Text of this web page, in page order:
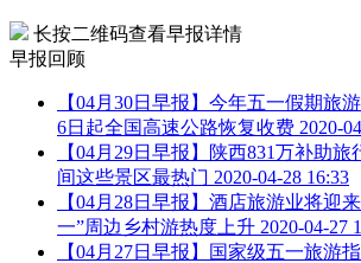
长按二维码查看早报详情
早报回顾
【04月30日早报】今年五一假期旅
6日起全国高速公路恢复收费 2020-
【04月29日早报】陕西831万补助
间这些景区最热门 2020-04-28 16:33
【04月28日早报】酒店旅游业将迎
一”周边乡村游热度上升 2020-04-27
【04月27日早报】国家级五一旅游